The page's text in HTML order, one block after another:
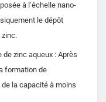
à l’échelle nano-
le dépôt
zinc.
zinc aqueux : Après
formation de
la capacité à moins